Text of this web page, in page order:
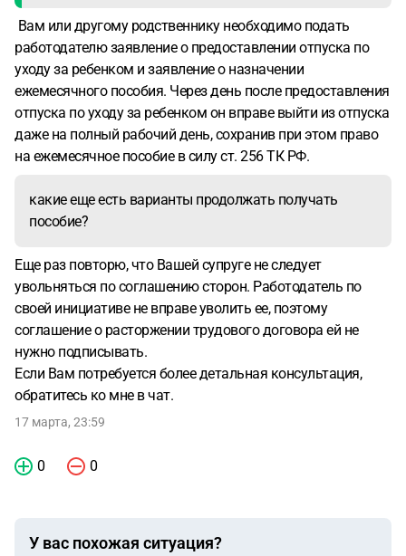
Вам или другому родственнику необходимо подать
работодателю заявление о предоставлении отпуска по
уходу за ребенком и заявление о назначении
ежемесячного пособия. Через день после предоставления
отпуска по уходу за ребенком он вправе выйти из отпуска
даже на полный рабочий день, сохранив при этом право
на ежемесячное пособие в силу ст. 256 ТК РФ.
какие еще есть варианты продолжать получать
пособие?
Еще раз повторю, что Вашей супруге не следует
увольняться по соглашению сторон. Работодатель по
своей инициативе не вправе уволить ее, поэтому
соглашение о расторжении трудового договора ей не
нужно подписывать.
Если Вам потребуется более детальная консультация,
обратитесь ко мне в чат.
17 марта, 23:59
0 0
У вас похожая ситуация?